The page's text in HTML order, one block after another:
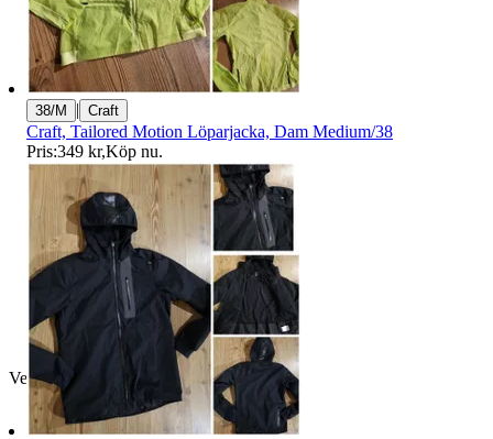
Verifierad
38/M | Craft
Craft, Tailored Motion Löparjacka, Dam Medium/38
Pris:349 kr,Köp nu.